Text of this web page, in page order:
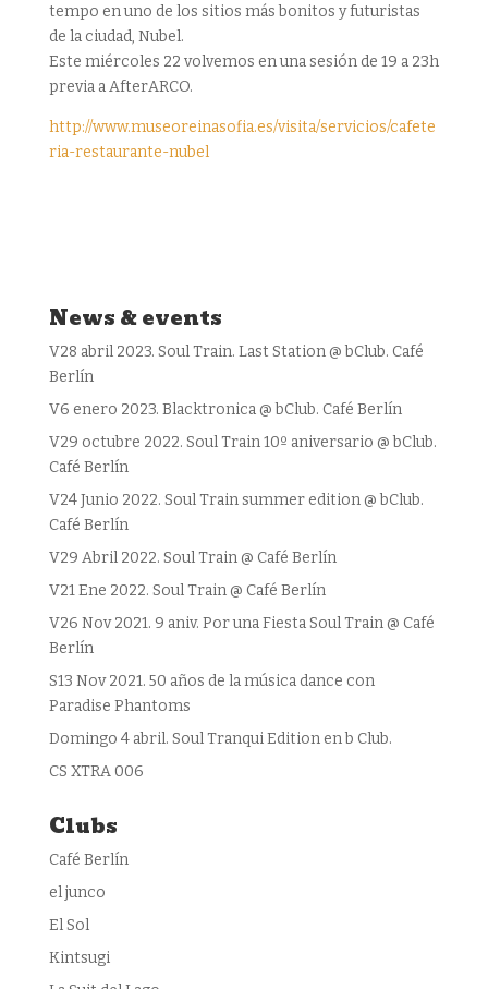
tempo en uno de los sitios más bonitos y futuristas
de la ciudad, Nubel.
Este miércoles 22 volvemos en una sesión de 19 a 23h
previa a AfterARCO.
http://www.museoreinasofia.es/visita/servicios/cafete
ria-restaurante-nubel
News & events
V28 abril 2023. Soul Train. Last Station @ bClub. Café
Berlín
V6 enero 2023. Blacktronica @ bClub. Café Berlín
V29 octubre 2022. Soul Train 10º aniversario @ bClub.
Café Berlín
V24 Junio 2022. Soul Train summer edition @ bClub.
Café Berlín
V29 Abril 2022. Soul Train @ Café Berlín
V21 Ene 2022. Soul Train @ Café Berlín
V26 Nov 2021. 9 aniv. Por una Fiesta Soul Train @ Café
Berlín
S13 Nov 2021. 50 años de la música dance con
Paradise Phantoms
Domingo 4 abril. Soul Tranqui Edition en b Club.
CS XTRA 006
Clubs
Café Berlín
el junco
El Sol
Kintsugi